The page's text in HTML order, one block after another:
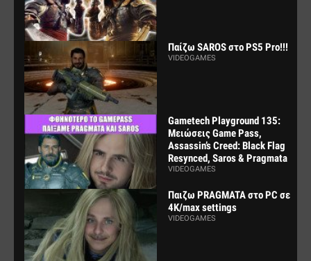
Παίζω SAROS στο PS5 Pro!!!
VIDEOGAMES
Gametech Playground 135:
Μειώσεις Game Pass,
Assassin’s Creed: Black Flag
Resynced, Saros & Pragmata
VIDEOGAMES
Παιζω PRAGMATA στο PC σε
4K/max settings
VIDEOGAMES